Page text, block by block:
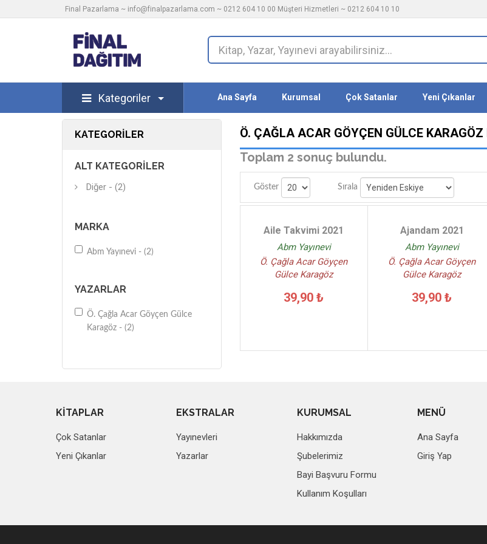
Final Pazarlama ~ info@finalpazarlama.com ~ 0212 604 10 00 Müşteri Hizmetleri ~ 0212 604 10 10
Kategoriler Ana Sayfa Kurumsal Çok Satanlar Yeni Çıkanlar
KATEGORILER
ALT KATEGORILER
Diğer - (2)
MARKA
Abm Yayınevi - (2)
YAZARLAR
Ö. Çağla Acar Göyçen Gülce
Karagöz - (2)
Ö. ÇAĞLA ACAR GÖYÇEN GÜLCE
Toplam 2 sonuç bulundu.
Göster Sırala Stoktakiler
Aile Takvimi 2021
Abm Yayınevi
Ö. Çağla Acar Göyçen
Gülce Karagöz
39,90 ₺
Ajandam 2021
Abm Yayınevi
Ö. Çağla Acar Göyçen
Gülce Karagöz
39,90 ₺
KİTAPLAR
Çok Satanlar
Yeni Çıkanlar
EKSTRALAR
Yayınevleri
Yazarlar
KURUMSAL
Hakkımızda
Şubelerimiz
Bayi Başvuru Formu
Kullanım Koşulları
MENÜ
Ana Sayfa
Giriş Yap